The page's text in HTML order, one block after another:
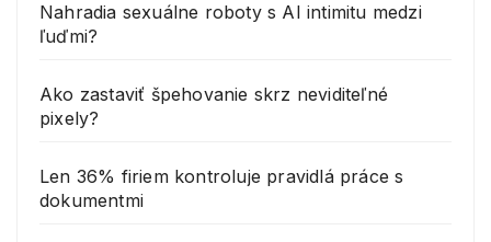
Nahradia sexuálne roboty s AI intimitu medzi
ľuďmi?
Ako zastaviť špehovanie skrz neviditeľné
pixely?
Len 36% firiem kontroluje pravidlá práce s
dokumentmi